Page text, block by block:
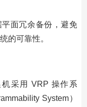
面冗余备份，避免
的可靠性。
采用 VRP 操作系
System）